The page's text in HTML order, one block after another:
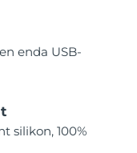
enda USB-
silikon, 100%